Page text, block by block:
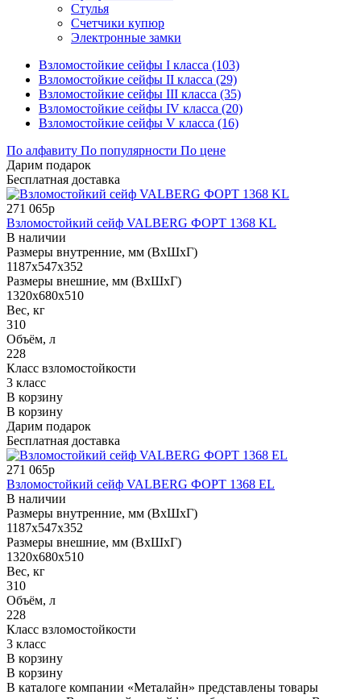
Стулья
Счетчики купюр
Электронные замки
Взломостойкие сейфы I класса (103)
Взломостойкие сейфы II класса (29)
Взломостойкие сейфы III класса (35)
Взломостойкие сейфы IV класса (20)
Взломостойкие сейфы V класса (16)
По алфавиту По популярности По цене
Дарим подарок
Бесплатная доставка
271 065р
Взломостойкий сейф VALBERG ФОРТ 1368 KL
В наличии
Размеры внутренние, мм (ВхШхГ)
1187x547x352
Размеры внешние, мм (ВхШхГ)
1320x680x510
Вес, кг
310
Объём, л
228
Класс взломостойкости
3 класс
В корзину
В корзину
Дарим подарок
Бесплатная доставка
271 065р
Взломостойкий сейф VALBERG ФОРТ 1368 EL
В наличии
Размеры внутренние, мм (ВхШхГ)
1187x547x352
Размеры внешние, мм (ВхШхГ)
1320x680x510
Вес, кг
310
Объём, л
228
Класс взломостойкости
3 класс
В корзину
В корзину
В каталоге компании «Металайн» представлены товары